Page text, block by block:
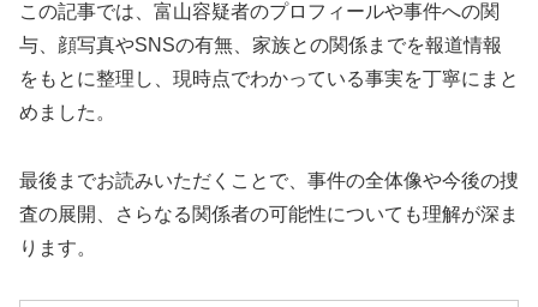
この記事では、富山容疑者のプロフィールや事件への関
与、顔写真やSNSの有無、家族との関係までを報道情報
をもとに整理し、現時点でわかっている事実を丁寧にまと
めました。
最後までお読みいただくことで、事件の全体像や今後の捜
査の展開、さらなる関係者の可能性についても理解が深ま
ります。